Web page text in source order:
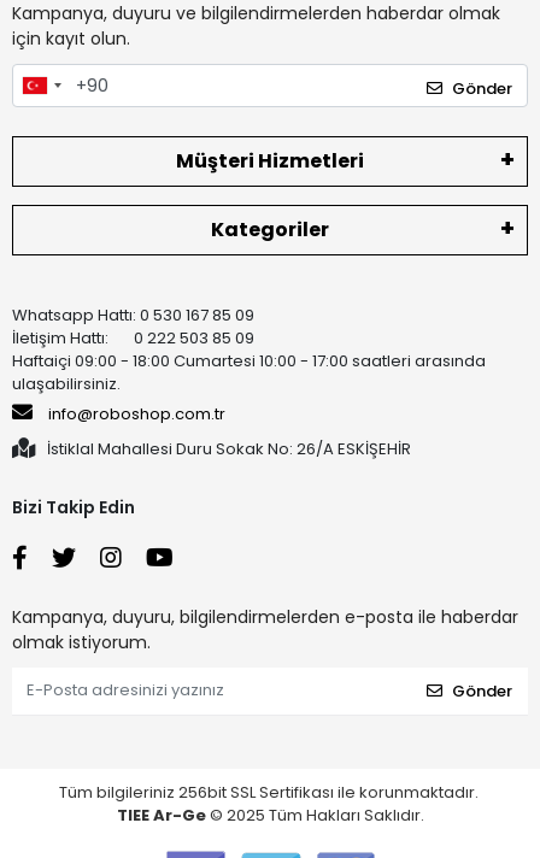
Kampanya, duyuru ve bilgilendirmelerden haberdar olmak
için kayıt olun.
Gönder
Müşteri Hizmetleri
Kategoriler
Whatsapp Hattı: 0 530 167 85 09
İletişim Hattı: 0 222 503 85 09
Haftaiçi 09:00 - 18:00 Cumartesi 10:00 - 17:00 saatleri arasında
ulaşabilirsiniz.
info@roboshop.com.tr
İstiklal Mahallesi Duru Sokak No: 26/A ESKİŞEHİR
Bizi Takip Edin
Kampanya, duyuru, bilgilendirmelerden e-posta ile haberdar
olmak istiyorum.
Gönder
Tüm bilgileriniz 256bit SSL Sertifikası ile korunmaktadır.
TIEE Ar-Ge© 2025 Tüm Hakları Saklıdır.